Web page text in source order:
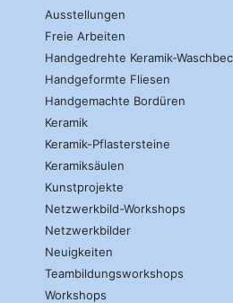
Ausstellungen
Freie Arbeiten
Handgedrehte Keramik-
Handgeformte Fliesen
Handgemachte Bordüren
Keramik
Keramik-Pflastersteine
Keramiksäulen
Kunstprojekte
Netzwerkbild-Workshops
Netzwerkbilder
Neuigkeiten
Teambildungsworkshops
Workshops